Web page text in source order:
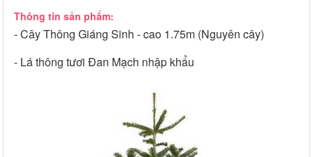
Thông tin sản phẩm:
- Cây Thông Giáng Sinh - cao 1.75m (Nguyên cây)
- Lá thông tươi Đan Mạch nhập khẩu